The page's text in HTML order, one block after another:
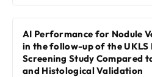
AI Performance for Nodule
in the follow-up of the UKLS
Screening Study Compared
and Histological Validation